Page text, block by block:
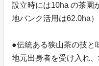
設立時には10ha の茶園
地バンク活用は62.0ha
●伝統ある狭山茶の技と
地元出身者を受け入れ